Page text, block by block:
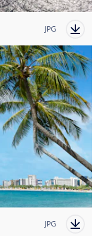
JPG
JPG